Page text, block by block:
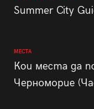
Summer City
МЕСТА
Кои места да
Черноморие